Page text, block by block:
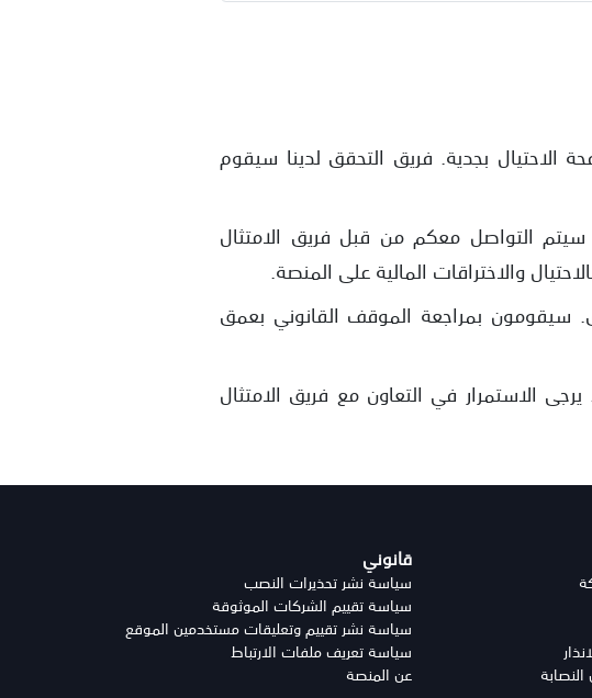
الاحتيال بجدية. فريق التحقق لدينا سيقوم
سيتم التواصل معكم من قبل فريق الامتثال
والاختراقات المالية على المنصة.
سيقومون بمراجعة الموقف القانوني بعمق
الاستمرار في التعاون مع فريق الامتثال
قانوني
سياسة نشر تحذيرات النصب
سياسة تقييم الشركات الموثوقة
سياسة نشر تقييم وتعليقات مستخدمين الموقع
سياسة تعريف ملفات الارتباط
عن المنصة